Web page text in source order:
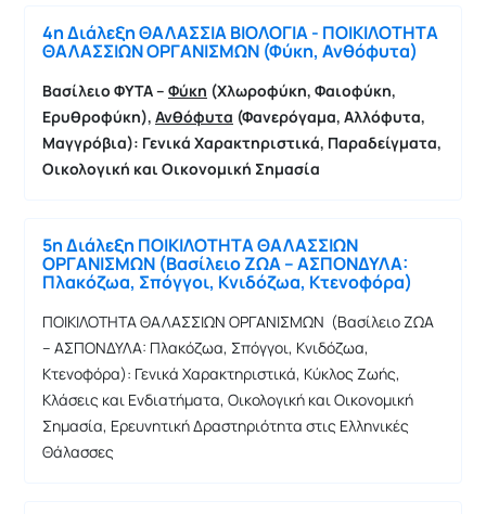
4η Διάλεξη ΘΑΛΑΣΣΙΑ ΒΙΟΛΟΓΙΑ - ΠΟΙΚΙΛΟΤΗΤΑ
ΘΑΛΑΣΣΙΩΝ ΟΡΓΑΝΙΣΜΩΝ (Φύκη, Ανθόφυτα)
Βασίλειο ΦΥΤΑ – Φύκη (Χλωροφύκη, Φαιοφύκη,
Ερυθροφύκη), Ανθόφυτα (Φανερόγαμα, Αλλόφυτα,
Μαγγρόβια): Γενικά Χαρακτηριστικά, Παραδείγματα,
Οικολογική και Οικονομική Σημασία
5η Διάλεξη ΠΟΙΚΙΛΟΤΗΤΑ ΘΑΛΑΣΣΙΩΝ
ΟΡΓΑΝΙΣΜΩΝ (Βασίλειο ΖΩΑ – ΑΣΠΟΝΔΥΛΑ:
Πλακόζωα, Σπόγγοι, Κνιδόζωα, Κτενοφόρα)
ΠΟΙΚΙΛΟΤΗΤΑ ΘΑΛΑΣΣΙΩΝ ΟΡΓΑΝΙΣΜΩΝ (Βασίλειο ΖΩΑ
– ΑΣΠΟΝΔΥΛΑ: Πλακόζωα, Σπόγγοι, Κνιδόζωα,
Κτενοφόρα): Γενικά Χαρακτηριστικά, Κύκλος Ζωής,
Κλάσεις και Ενδιατήματα, Οικολογική και Οικονομική
Σημασία, Ερευνητική Δραστηριότητα στις Ελληνικές
Θάλασσες